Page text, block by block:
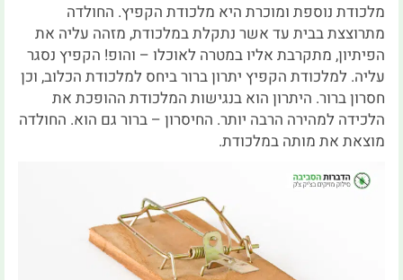
מלכודת נוספת ומוכרת היא מלכודת הקפיץ. החולדה
מתרוצצת בבית עד אשר נתקלת במלכודת, מזהה עליה את
הפיתיון, מתקרבת אליו במטרה לאוכלו – והופ! הקפיץ נסגר
עליה. למלכודת הקפיץ יתרון ברור ביחס למלכודת הכלוב, וכן
חסרון ברור. היתרון הוא בנגישות המלכודת ההופכת את
הלכידה למהירה הרבה יותר. החיסרון – ברור גם הוא. החולדה
מוצאת את מותה במלכודת.